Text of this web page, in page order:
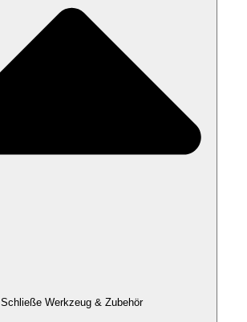
Schließe Werkzeug & Zubehör